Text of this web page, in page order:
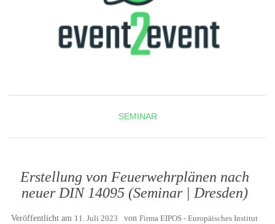
SEMINAR
Erstellung von Feuerwehrplänen nach
neuer DIN 14095 (Seminar | Dresden)
Veröffentlicht am 11. Juli 2023 von Firma EIPOS - Europäisches Institut